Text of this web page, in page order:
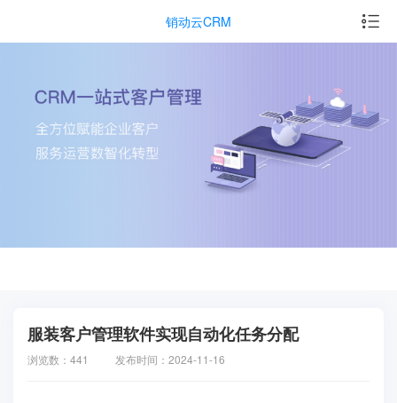
销动云CRM
服装客户管理软件实现自动化任务分配
浏览数：441 发布时间：2024-11-16